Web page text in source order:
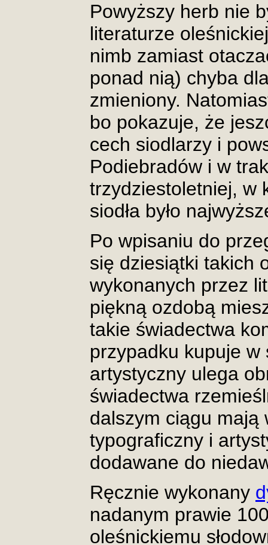
Powyższy herb nie
literaturze
nimb zamiast
ponad nią) chyba
zmieniony.
bo pokazuje, że
cech siodlarzy i
Podiebradów i w
trzydziestoletniej, w
siodła było
Po wpisaniu do
się dziesiątki takich
wykonanych przez
piękną ozdobą
takie świadectwa
przypadku kupuje
artystyczny ulega
świadectwa
dalszym ciągu mają
typograficzny i
dodawane do
Ręcznie wykonany
nadanym prawie
oleśnickiemu